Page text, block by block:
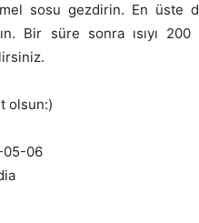
sosu gezdirin. En üste
Bir süre sonra ısıyı
olsun:)
05-06